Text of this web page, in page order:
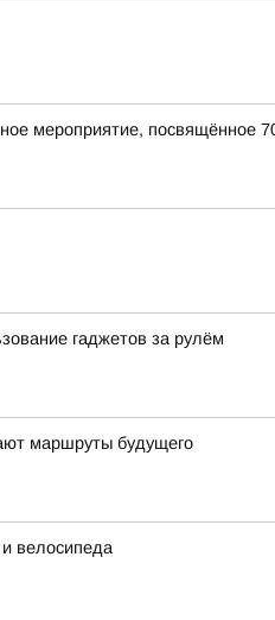
мероприятие, посвящённое
гаджетов за рулём
маршруты будущего
велосипеда